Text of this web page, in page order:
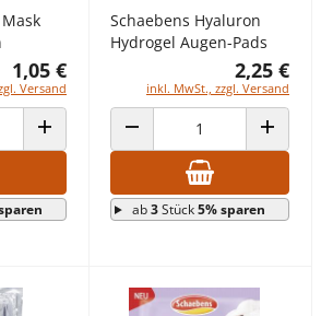
1,05 €
Versand
ANZAHL ERHÖHEN
Schaebens Hyaluron
Hydrogel Augen-Pads
2,25 €
inkl. MwSt., zzgl. Versand
ANZAHL VERRINGERN ANZAHL
ab3Stück5% sparen